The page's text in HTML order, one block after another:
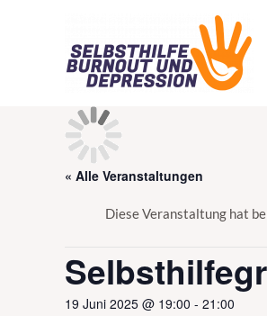
« Alle Veranstaltungen
Diese Veranstaltung hat
19 Juni 2025 @ 19:00 - 21:00